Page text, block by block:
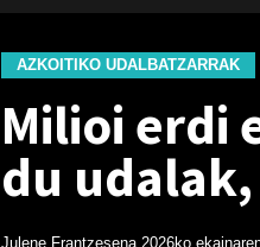
AZKOITIKO UDALBATZARRAK
Milioi erdi
du
Julene Frantzesena 2026ko